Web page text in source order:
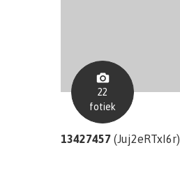
22
fotiek
13427457 (Juj2eRTxI6r)